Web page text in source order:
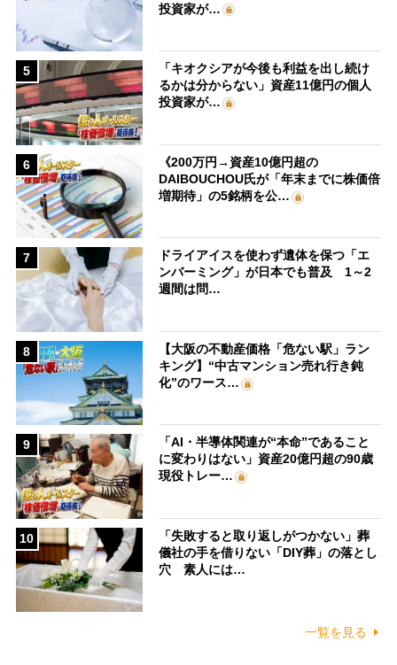
投資家が…
5
「キオクシアが今後も利益を出し続け
るかは分からない」資産11億円の個人
投資家が…
6
《200万円→資産10億円超の
DAIBOUCHOU氏が「年末までに株価倍
増期待」の5銘柄を公…
7
ドライアイスを使わず遺体を保つ「エ
ンバーミング」が日本でも普及 1～2
週間は問…
8
【大阪の不動産価格「危ない駅」ラン
キング】“中古マンション売れ行き鈍
化”のワース…
9
「AI・半導体関連が“本命”であること
に変わりはない」資産20億円超の90歳
現役トレー…
10
「失敗すると取り返しがつかない」葬
儀社の手を借りない「DIY葬」の落とし
穴 素人には…
一覧を見る